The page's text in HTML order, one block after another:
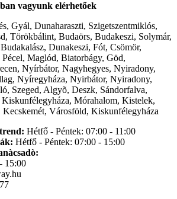
vagyunk elérhetőek
Gyál, Dunaharaszti, Szigetszentmiklós,
Törökbálint, Budaörs, Budakeszi, Solymár,
Dunakeszi, Fót, Csömör,
Maglód, Biatorbágy, Göd,
Nyírbátor, Nagyhegyes, Nyiradony,
Nyíregyháza, Nyirbátor, Nyiradony,
Szeged, Algyõ, Deszk, Sándorfalva,
Kiskunfélegyháza, Mórahalom, Kistelek,
Kecskemét, Városföld, Kiskunfélegyháza
Hétfő - Péntek: 07:00 - 11:00
Hétfő - Péntek: 07:00 - 15:00
15:00